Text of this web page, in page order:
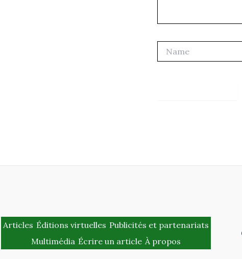
Articles Éditions virtuelles Publicités et partenariats
Multimédia Écrire un article À propos